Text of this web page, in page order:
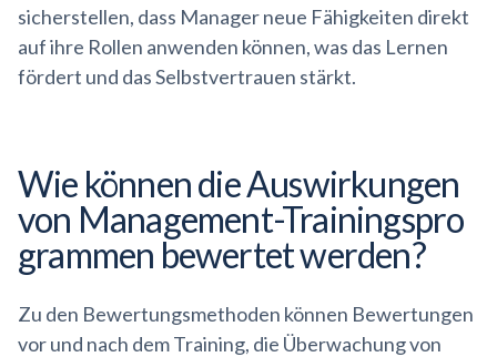
sicherstellen, dass Manager neue Fähigkeiten direkt
auf ihre Rollen anwenden können, was das Lernen
fördert und das Selbstvertrauen stärkt.
Wie können die Auswirkungen
von Management-Trainingspro
grammen bewertet werden?
Zu den Bewertungsmethoden können Bewertungen
vor und nach dem Training, die Überwachung von